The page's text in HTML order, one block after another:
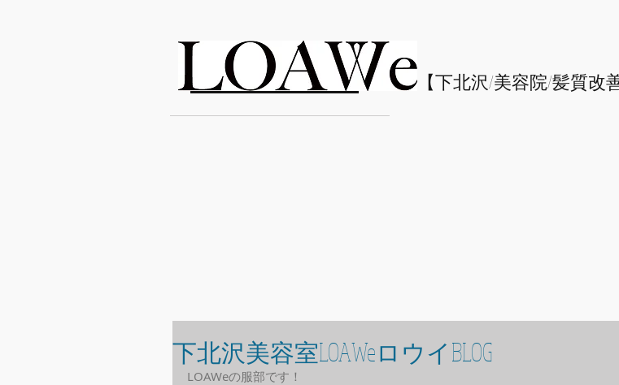
LOAWe ​【下北沢/美容院/髪質改
下北沢美容室LOAWeロウイBLOG
LOAWeの服部です！